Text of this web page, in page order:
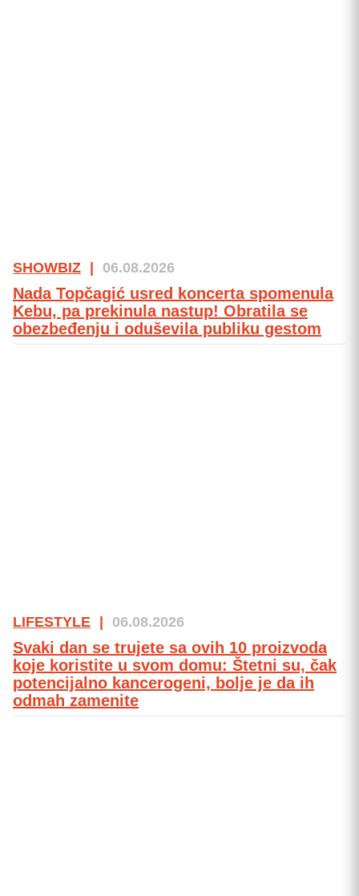
SHOWBIZ 06.08.2026
Nada Topčagić usred koncerta spomenula
Kebu, pa prekinula nastup! Obratila se
obezbeđenju i oduševila publiku gestom
LIFESTYLE 06.08.2026
Svaki dan se trujete sa ovih 10 proizvoda
koje koristite u svom domu: Štetni su, čak
potencijalno kancerogeni, bolje je da ih
odmah zamenite